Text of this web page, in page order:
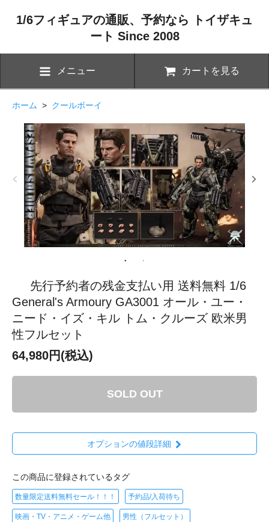
1/6フィギュアの通販、予約なら トイザキュ
ート Since 2008
メニュー カートを見る
ホーム > クールボーイ
先行予約者の残金支払い用 送料無料 1/6
General's Armoury GA3001 オール・ユー・
ニード・イズ・キル トム・クルーズ 欧米男
性フルセット
64,980円(税込)
SOLD OUT
オプションの値段詳細
この商品に登録されているタグ
数量限定送料無料セール！！！ 予約品/入荷待ち
映画・TV・アニメ・ゲーム他 男性（フルセット）